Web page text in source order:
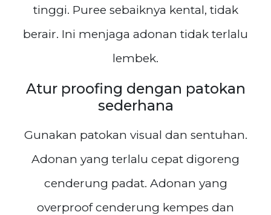
tinggi. Puree sebaiknya kental, tidak
berair. Ini menjaga adonan tidak terlalu
lembek.
Atur proofing dengan patokan
sederhana
Gunakan patokan visual dan sentuhan.
Adonan yang terlalu cepat digoreng
cenderung padat. Adonan yang
overproof cenderung kempes dan